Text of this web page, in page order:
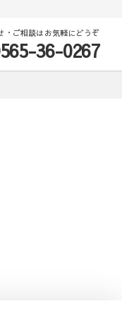
・ご相談はお気軽にどうぞ
36-0267